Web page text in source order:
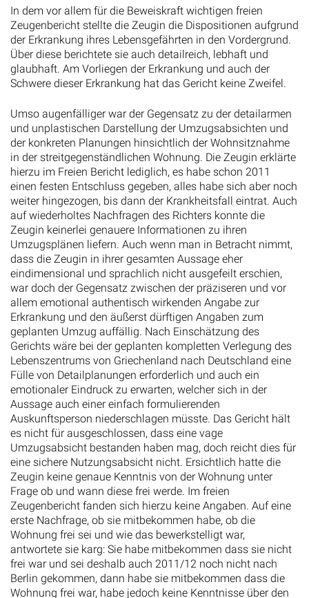
In dem vor allem für die Beweiskraft wichtigen freien
Zeugenbericht stellte die Zeugin die Dispositionen aufgrund
der Erkrankung ihres Lebensgefährten in den Vordergrund.
Über diese berichtete sie auch detailreich, lebhaft und
glaubhaft. Am Vorliegen der Erkrankung und auch der
Schwere dieser Erkrankung hat das Gericht keine Zweifel.
Umso augenfälliger war der Gegensatz zu der detailarmen
und unplastischen Darstellung der Umzugsabsichten und
der konkreten Planungen hinsichtlich der Wohnsitznahme
in der streitgegenständlichen Wohnung. Die Zeugin erklärte
hierzu im Freien Bericht lediglich, es habe schon 2011
einen festen Entschluss gegeben, alles habe sich aber noch
weiter hingezogen, bis dann der Krankheitsfall eintrat. Auch
auf wiederholtes Nachfragen des Richters konnte die
Zeugin keinerlei genauere Informationen zu ihren
Umzugsplänen liefern. Auch wenn man in Betracht nimmt,
dass die Zeugin in ihrer gesamten Aussage eher
eindimensional und sprachlich nicht ausgefeilt erschien,
war doch der Gegensatz zwischen der präziseren und vor
allem emotional authentisch wirkenden Angabe zur
Erkrankung und den äußerst dürftigen Angaben zum
geplanten Umzug auffällig. Nach Einschätzung des
Gerichts wäre bei der geplanten kompletten Verlegung des
Lebenszentrums von Griechenland nach Deutschland eine
Fülle von Detailplanungen erforderlich und auch ein
emotionaler Eindruck zu erwarten, welcher sich in der
Aussage auch einer einfach formulierenden
Auskunftsperson niederschlagen müsste. Das Gericht hält
es nicht für ausgeschlossen, dass eine vage
Umzugsabsicht bestanden haben mag, doch reicht dies für
eine sichere Nutzungsabsicht nicht. Ersichtlich hatte die
Zeugin keine genaue Kenntnis von der Wohnung unter
Frage ob und wann diese frei werde. Im freien
Zeugenbericht fanden sich hierzu keine Angaben. Auf eine
erste Nachfrage, ob sie mitbekommen habe, ob die
Wohnung frei sei und wie das bewerkstelligt war,
antwortete sie karg: Sie habe mitbekommen dass sie nicht
frei war und sei deshalb auch 2011/12 noch nicht nach
Berlin gekommen, dann habe sie mitbekommen dass die
Wohnung frei war, habe jedoch keine Kenntnisse über den